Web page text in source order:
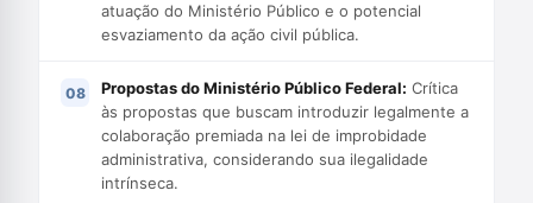
atuação do Ministério Público e o potencial
esvaziamento da ação civil pública.
Propostas do Ministério Público Federal: Crítica
às propostas que buscam introduzir legalmente a
colaboração premiada na lei de improbidade
administrativa, considerando sua ilegalidade
intrínseca.